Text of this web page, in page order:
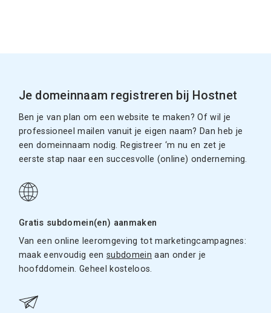
Je domeinnaam registreren bij Hostnet
Ben je van plan om een website te maken? Of wil je
professioneel mailen vanuit je eigen naam? Dan heb je
een domeinnaam nodig. Registreer ‘m nu en zet je
eerste stap naar een succesvolle (online) onderneming.
Gratis subdomein(en) aanmaken
Van een online leeromgeving tot marketingcampagnes:
maak eenvoudig eensubdomein aan onder je
hoofddomein. Geheel kosteloos.